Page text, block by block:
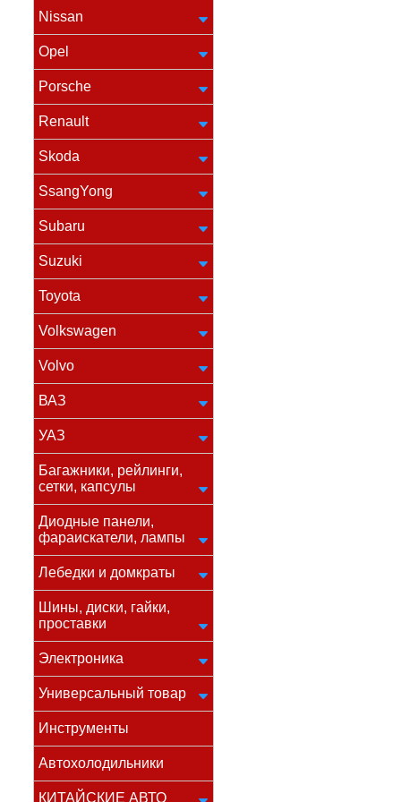
Nissan
Opel
Porsche
Renault
Skoda
SsangYong
Subaru
Suzuki
Toyota
Volkswagen
Volvo
ВАЗ
УАЗ
Багажники, рейлинги,
сетки, капсулы
Диодные панели,
фараискатели, лампы
Лебедки и домкраты
Шины, диски, гайки,
проставки
Электроника
Универсальный товар
Инструменты
Автохолодильники
КИТАЙСКИЕ АВТО